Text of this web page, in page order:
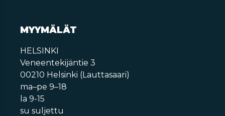
MYYMÄLÄT
HELSINKI
Veneentekijäntie 3
00210 Helsinki (Lauttasaari)
ma–pe 9–18
la 9-15
su suljettu